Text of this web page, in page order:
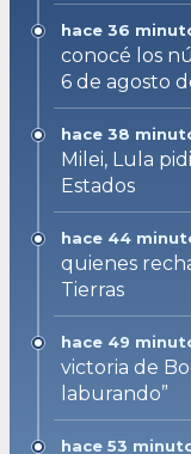
hace 36
conocé los
6 de agosto
hace 38
Milei, Lula
Estados
hace 44
quienes
Tierras
hace 49
victoria de
laburando”
hace 53